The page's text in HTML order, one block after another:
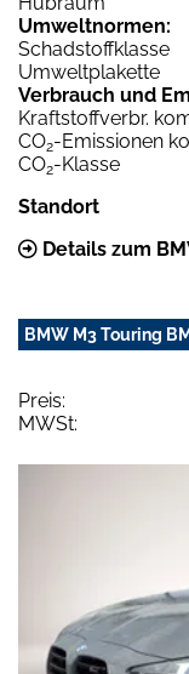
Umweltnormen:
Schadstoffklasse
Umweltplakette
Verbrauch und
Kraftstoffverbr.
CO2-Emissionen
CO2-Klasse
Standort
Details zum
BMW M3 Touring
Preis:
MWSt: